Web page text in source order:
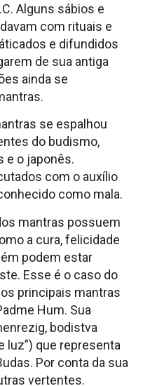
Alguns sábios e
com rituais e
e difundidos
de sua antiga
ainda se
se espalhou
do budismo,
e o japonês.
com o auxílio
como mala.
mantras possuem
a cura, felicidade
podem estar
Esse é o caso do
principais mantras
Hum. Sua
bodistva
luz”) que representa
Por conta da sua
vertentes.